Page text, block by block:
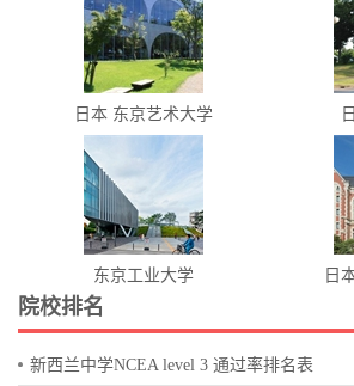
日本 东京艺术大学
东京工业大学 日
院校排名
新西兰中学NCEA level 3 通过率排名表